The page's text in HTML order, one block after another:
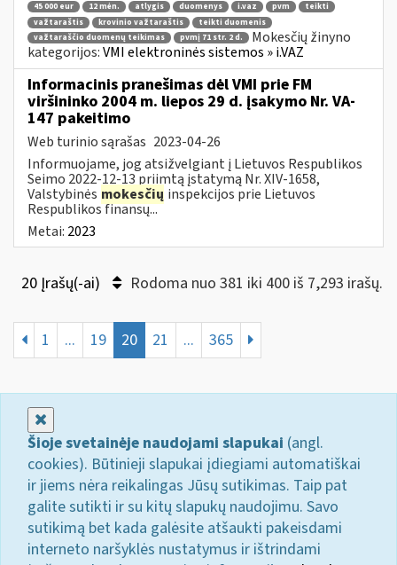
45 000 eur 12 mėn. atlygis duomenys i.vaz pvm
teikti
važtaraštis
krovinio važtaraštis
teikti duomenis
važtaraščio duomenų teikimas
pvmį 71 str. 2 d.
Mokesčių žinyno
kategorijos:VMI elektroninės sistemos » i.VAZ
Informacinis pranešimas dėl VMI prie FM
viršininko 2004 m. liepos 29 d. įsakymo Nr. VA-
147 pakeitimo
Web turinio sąrašas 2023-04-26
Informuojame, jog atsižvelgiant į Lietuvos Respublikos
Seimo 2022-12-13 priimtą įstatymą Nr. XIV-1658,
Valstybinės mokesčių inspekcijos prie Lietuvos
Respublikos finansų...
Metai: 2023
20 Įrašų(-ai) Rodoma nuo 381 iki 400 iš 7,293 irašų.
1 ... 19 20 21 ... 365
Šioje svetainėje naudojami slapukai (angl.
cookies). Būtinieji slapukai įdiegiami automatiškai
ir jiems nėra reikalingas Jūsų sutikimas. Taip pat
galite sutikti ir su kitų slapukų naudojimu. Savo
sutikimą bet kada galėsite atšaukti pakeisdami
interneto naršyklės nustatymus ir ištrindami